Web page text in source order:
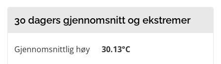
30 dagers gjennomsnitt og ekstremer
Gjennomsnittlig høy
30.13°C